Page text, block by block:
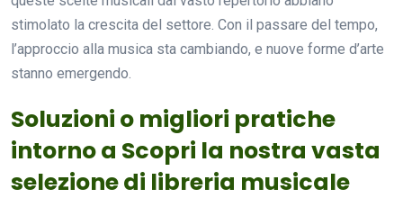
stimolato la crescita del settore. Con il passare del tempo,
l’approccio alla musica sta cambiando, e nuove forme d’arte
stanno emergendo.
Soluzioni o migliori pratiche
intorno a Scopri la nostra vasta
selezione di libreria musicale